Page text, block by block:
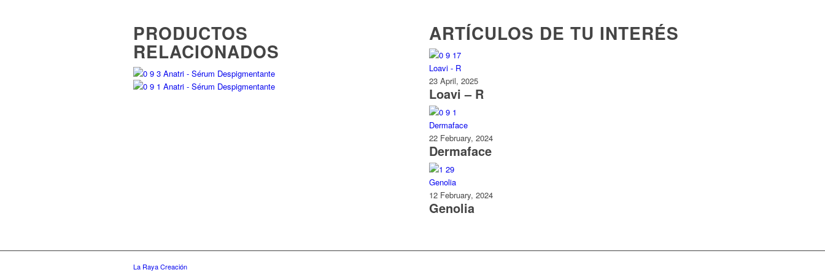
PRODUCTOS
RELACIONADOS
ARTÍCULOS DE TU INTERÉS
23 April, 2025
Loavi – R
22 February, 2024
Dermaface
12 February, 2024
Genolia
La Raya Creación